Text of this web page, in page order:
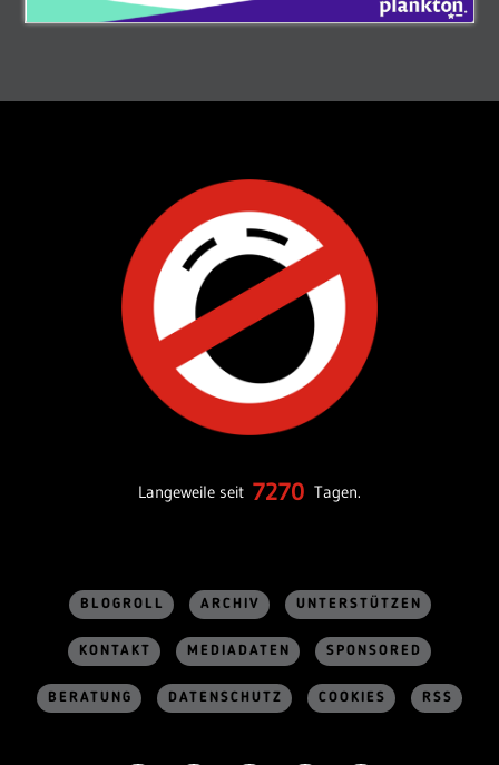
Langeweile seit 7270 Tagen.
BLOGROLL ARCHIV UNTERSTÜTZEN
KONTAKT MEDIADATEN SPONSORED
BERATUNG DATENSCHUTZ COOKIES RSS